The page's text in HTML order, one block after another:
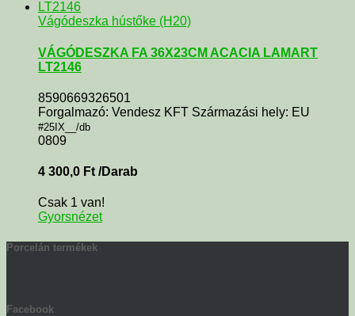
Vágódeszka hústőke (H20)
VÁGÓDESZKA FA 36X23CM ACACIA LAMART
LT2146
8590669326501
Forgalmazó: Vendesz KFT Származási hely: EU
#25IX__/db
0809
4 300,0 Ft /Darab
Csak 1 van!
Gyorsnézet
Porcelán termékek
Facebook